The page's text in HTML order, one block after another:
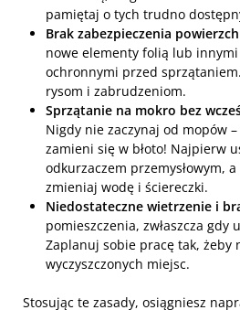
pamiętaj o tych trudno
Brak zabezpieczenia
nowe elementy folią lub innymi
ochronnymi przed
rysom i zabrudzeniom.
Sprzątanie na mokro bez
Nigdy nie zaczynaj od mopów
zamieni się w błoto! Najpierw
odkurzaczem przemysłowym,
zmieniaj wodę i ściereczki.
Niedostateczne wietrzenie i
pomieszczenia, zwłaszcza gdy
Zaplanuj sobie pracę tak, żeby
wyczyszczonych miejsc.
Stosując te zasady, osiągniesz